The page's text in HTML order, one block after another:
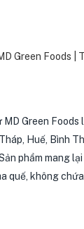
Green Foods |
Green Foods
Huế, Bình
phẩm mang
quế, không